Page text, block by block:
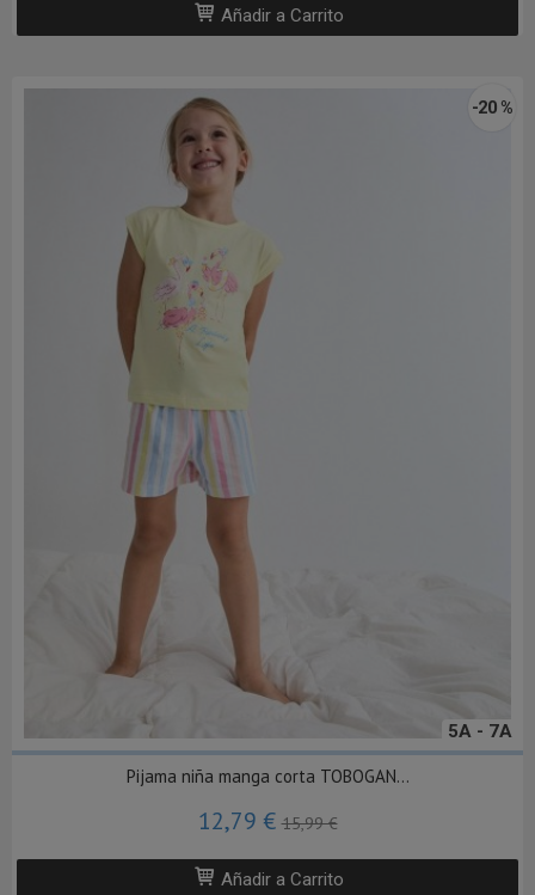
Añadir a Carrito
5A - 7A
-20 %
Pijama niña manga corta TOBOGAN...
12,79 €15,99 €
Añadir a Carrito